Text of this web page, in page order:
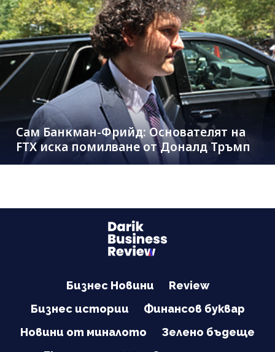
Сам Банкман-Фрийд: Основателят на
FTX иска помилване от Доналд Тръмп
Бизнес Новини
Review
Бизнес истории
Финансов буквар
Новини от миналото
Зелено бъдеще